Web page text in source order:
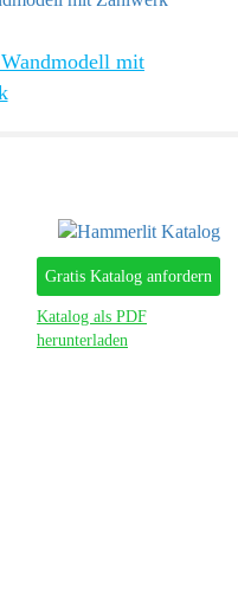
mit
Gratis Katalog anfordern
Katalog als PDF
herunterladen